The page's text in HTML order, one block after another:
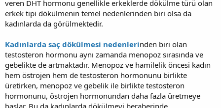
veren DHT hormonu genellikle erkeklerde dökülme türü olan
erkek tipi dökülmenin temel nedenlerinden biri olsa da
kadınlarda da görülmektedir.
Kadınlarda saç dökülmesi nedenlerinden biri olan
testosteron hormonu aynı zamanda menopoz sırasında ve
gebelikte de artmaktadır. Menopoz ve hamilelik öncesi kadın
hem östrojen hem de testosteron hormonunu birlikte
üretirken, menopoz ve gebelik ile birlikte testosteron
hormonunu, östrojen hormonundan daha fazla üretmeye
başlar. Bu da kadınlarda dökülmeyi beraberinde